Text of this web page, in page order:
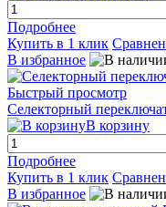
Подробнее
Купить в 1 клик
В избранное
Быстрый просмотр
Селекторный
В корзину
Подробнее
Купить в 1 клик
В избранное